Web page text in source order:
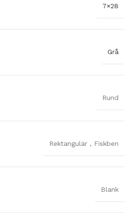
7×28
Grå
Rund
Rektangulär , Fiskben
Blank